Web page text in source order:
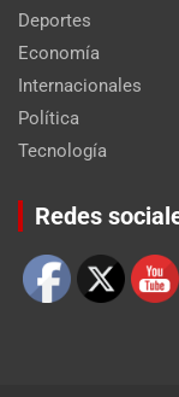
Deportes
Economía
Internacionales
Política
Tecnología
Redes